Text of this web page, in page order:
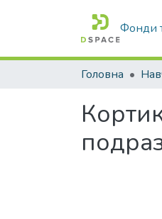
Фонди
Головна